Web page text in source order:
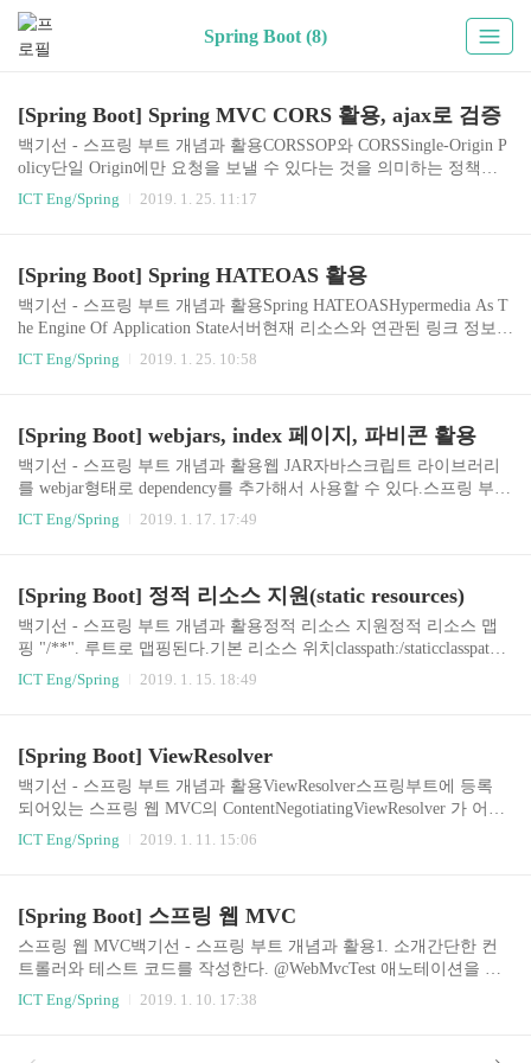
Spring Boot (8)
[Spring Boot] Spring MVC CORS 활용, ajax로 검증
백기선 - 스프링 부트 개념과 활용CORSSOP와 CORSSingle-Origin P
olicy단일 Origin에만 요청을 보낼 수 있다는 것을 의미하는 정책기
본적으로 SOP가 적용되어 있어서, Origin이 다르면 호출할 수 없다.
REST API가 http://localhost:8080 을 통해서 서비스 되고있고, 18080
in Resource SharingSOP를 우회하기 위한 표준서로 다른 Origin이 리
소스를 공유할 수 있는 기술Origin?URI 스키마 (http, https)hostname
(io.namjune, localhost)포트(8080, 18..
ICT Eng/Spring 2019. 1. 25. 11:17
[Spring Boot] Spring HATEOAS 활용
백기선 - 스프링 부트 개념과 활용Spring HATEOASHypermedia As T
he Engine Of Application State서버현재 리소스와 연관된 링크 정보를
클라이언트에게 제공한다.클라이언트연관된 링크 정보를 바탕으로
리소스에 접근한다.연관된 링크 정보RelationHypertext Referencesprin
eoas/docs/current/reference/html/ObjectMapper 제공(stater-web이 제공
해서 우리는 sta..
ICT Eng/Spring 2019. 1. 25. 10:58
[Spring Boot] webjars, index 페이지, 파비콘 활용
백기선 - 스프링 부트 개념과 활용웹 JAR자바스크립트 라이브러리
를 webjar형태로 dependency를 추가해서 사용할 수 있다.스프링 부트
에서 추가로 제공하는 기능이있는데, jquery의 버전이 올라갈 때마다
버전을 일일히 바꿔주지 않아도 된다. 이 기능을 사용하려면 webjars
자세히 공부하자.dependencies { ... compile group: 'org.webjars.bower',
name: 'jquery', version: '3.3.1' compile group: 'org.webjars', name: 'webj
ars-l..
ICT Eng/Spring 2019. 1. 17. 17:49
[Spring Boot] 정적 리소스 지원(static resources)
백기선 - 스프링 부트 개념과 활용정적 리소스 지원정적 리소스 맵
핑 "/**". 루트로 맵핑된다.기본 리소스 위치classpath:/staticclasspath:/
publicclasspath:/resources/classpath:/META-INF/resources예) "/hello.htm
l" 접근시 /static/hello.html 응답spring.mvc.static-path-pattern: 맵핑 설
ello.html로 접근spring.mvc.static-locations: 리소..
ICT Eng/Spring 2019. 1. 15. 18:49
[Spring Boot] ViewResolver
백기선 - 스프링 부트 개념과 활용ViewResolver스프링부트에 등록
되어있는 스프링 웹 MVC의 ContentNegotiatingViewResolver 가 어떤
contentType일 때 어떤 응답을 보내고, accept header 요청에 의해서
해당 요청에 맞는 응답을 보내는 작업을 알아서 해준다.https://docs.s
로 설정하고 xpath를 이용해서 XML로 받는 응답을 검증하는 테스트
코드를 작성하고 실행시켜보면 406 HttpMediaTypeNotAcceptableEx..
ICT Eng/Spring 2019. 1. 11. 15:06
[Spring Boot] 스프링 웹 MVC
스프링 웹 MVC백기선 - 스프링 부트 개념과 활용1. 소개간단한 컨
트롤러와 테스트 코드를 작성한다. @WebMvcTest 애노테이션을 사
용하면 MockMvc를 주입받아서 사용할 수 있다.아래의 테스트에서
우리는 아무런 설정파일을 작성하지 않았지만 스프링 MVC의 기능
기본설정 때문이다.자세히 말해서 spring-boot-starter의존성을 추가
ICT Eng/Spring 2019. 1. 10. 17:38